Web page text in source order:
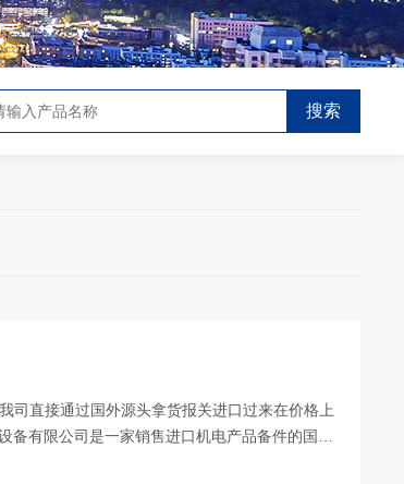
司直接通过国外源头拿货报关进口过来在价格上
有限公司是一家销售进口机电产品备件的国际